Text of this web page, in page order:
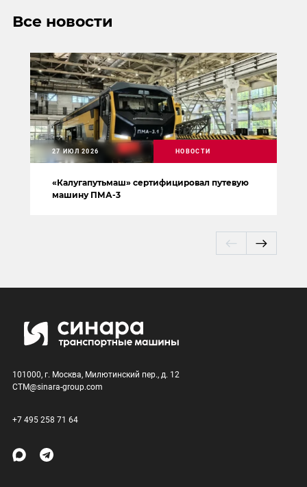
Все новости
«Калугапутьмаш» сертифицировал путевую
машину ПМА-3
27 ИЮЛ 2026 НОВОСТИ
101000, г. Москва, Милютинский пер., д. 12
CTM@sinara-group.com
+7 495 258 71 64